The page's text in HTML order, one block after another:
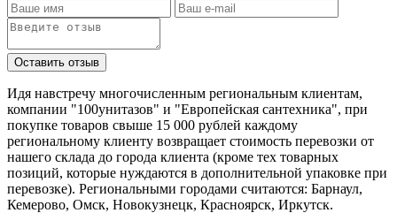
Идя навстречу многочисленным региональным клиентам,
компании "100унитазов" и "Европейская сантехника", при
покупке товаров свыше 15 000 рублей каждому
региональному клиенту возвращает стоимость перевозки от
нашего склада до города клиента (кроме тех товарных
позиций, которые нуждаются в дополнительной упаковке при
перевозке). Региональными городами считаются: Барнаул,
Кемерово, Омск, Новокузнецк, Красноярск, Иркутск.